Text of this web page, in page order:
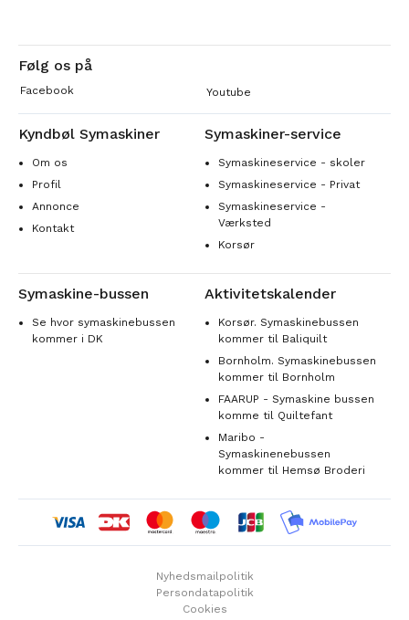
Følg os på
Facebook Youtube
Kyndbøl Symaskiner
Om os
Profil
Annonce
Kontakt
Symaskiner-service
Symaskineservice - skoler
Symaskineservice - Privat
Symaskineservice -
Værksted
Korsør
Symaskine-bussen
Se hvor symaskinebussen
kommer i DK
Aktivitetskalender
Korsør. Symaskinebussen
kommer til Baliquilt
Bornholm. Symaskinebussen
kommer til Bornholm
FAARUP - Symaskine bussen
komme til Quiltefant
Maribo -
Symaskinenebussen
kommer til Hemsø Broderi
Nyhedsmailpolitik
Persondatapolitik
Cookies